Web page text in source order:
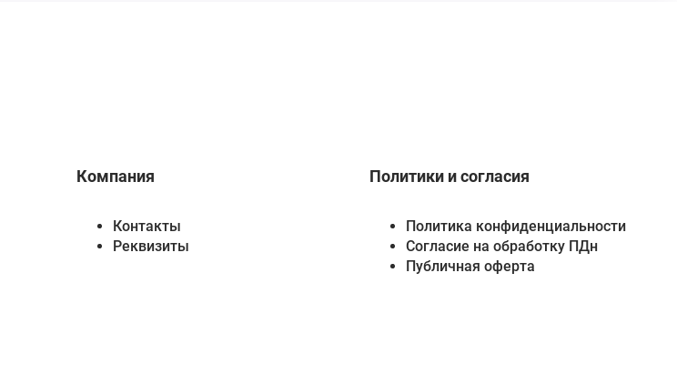
Компания
Контакты
Реквизиты
Политики и согласия
Политика конфиденциальности
Согласие на обработку ПДн
Публичная оферта